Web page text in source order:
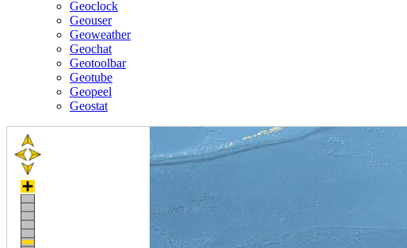
Geoclock
Geouser
Geoweather
Geochat
Geotoolbar
Geotube
Geopeel
Geostat